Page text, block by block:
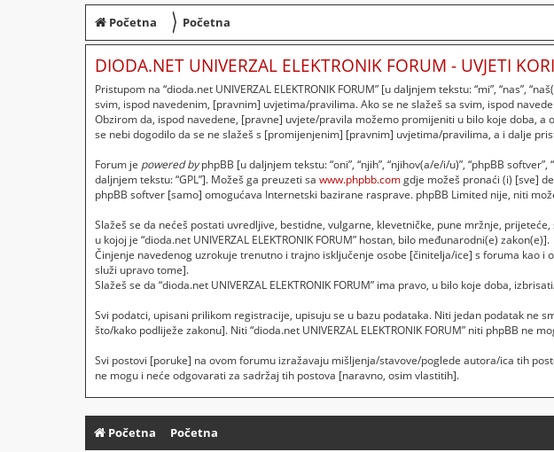
Početna 〉 Početna
DIODA.NET UNIVERZAL ELEKTRONIK FORUM - UVJETI
Pristupom na “dioda.net UNIVERZAL ELEKTRONIK FORUM” [u daljnjem tekstu: “mi”, “nas”,
svim, ispod navedenim, [pravnim] uvjetima/pravilima. Ako se ne slažeš sa svim, ispod
Obzirom da, ispod navedene, [pravne] uvjete/pravila možemo promijeniti u bilo koje doba,
se nebi dogodilo da se ne slažeš s [promijenjenim] [pravnim] uvjetima/pravilima, a i dalje
Forum je powered byphpBB [u daljnjem tekstu: “oni”, “njih”, “njihov(a/e/i/u)”, “phpBB
daljnjem tekstu: “GPL”]. Možeš ga preuzeti sa www.phpbb.comgdje možeš pronaći (i) [sve]
phpBB softver [samo] omogućava Internetski bazirane rasprave. phpBB Limited nije, niti
Slažeš se da nećeš postati uvredljive, bestidne, vulgarne, klevetničke, pune mržnje,
u kojoj je “dioda.net UNIVERZAL ELEKTRONIK FORUM” hostan, bilo međunarodni(e) zakon(e)].
Činjenje navedenog uzrokuje trenutno i trajno isključenje osobe [činitelja/ice] s foruma kao
služi upravo tome].
Slažeš se da “dioda.net UNIVERZAL ELEKTRONIK FORUM” ima pravo, u bilo koje doba,
Svi podatci, upisani prilikom registracije, upisuju se u bazu podataka. Niti jedan podatak ne
što/kako podliježe zakonu]. Niti “dioda.net UNIVERZAL ELEKTRONIK FORUM” niti phpBB
Svi postovi [poruke] na ovom forumu izražavaju mišljenja/stavove/poglede autora/ica tih
ne mogu i neće odgovarati za sadržaj tih postova [naravno, osim vlastitih].
Početna Početna